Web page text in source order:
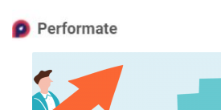
content